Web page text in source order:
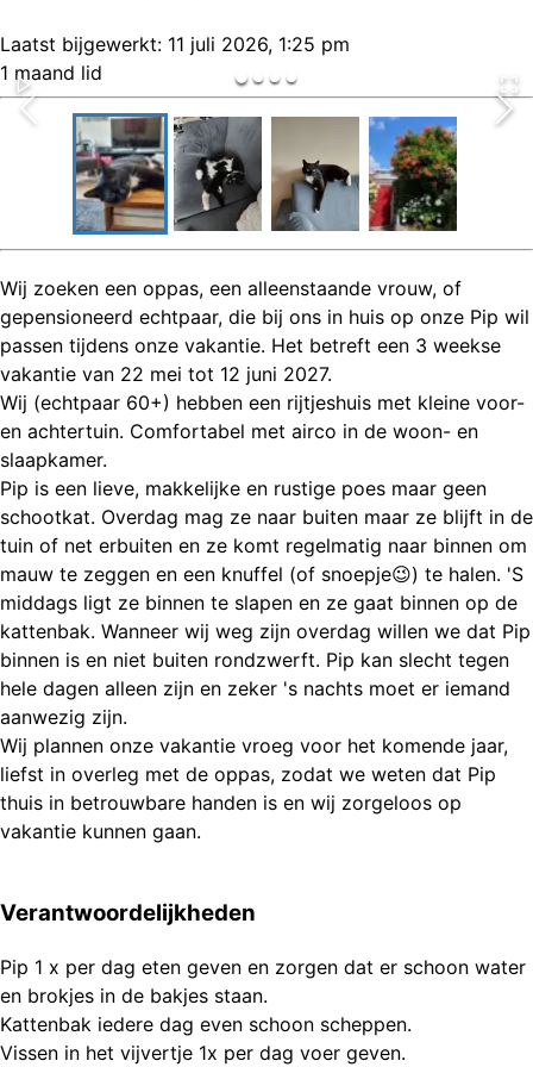
Laatst bijgewerkt: 11 juli 2026, 1:25 pm
1 maand lid
Wij zoeken een oppas, een alleenstaande vrouw, of
gepensioneerd echtpaar, die bij ons in huis op onze Pip wil
passen tijdens onze vakantie. Het betreft een 3 weekse
vakantie van 22 mei tot 12 juni 2027.
Wij (echtpaar 60+) hebben een rijtjeshuis met kleine voor-
en achtertuin. Comfortabel met airco in de woon- en
slaapkamer.
Pip is een lieve, makkelijke en rustige poes maar geen
schootkat. Overdag mag ze naar buiten maar ze blijft in de
tuin of net erbuiten en ze komt regelmatig naar binnen om
mauw te zeggen en een knuffel (of snoepje😉) te halen. 'S
middags ligt ze binnen te slapen en ze gaat binnen op de
kattenbak. Wanneer wij weg zijn overdag willen we dat Pip
binnen is en niet buiten rondzwerft. Pip kan slecht tegen
hele dagen alleen zijn en zeker 's nachts moet er iemand
aanwezig zijn.
Wij plannen onze vakantie vroeg voor het komende jaar,
liefst in overleg met de oppas, zodat we weten dat Pip
thuis in betrouwbare handen is en wij zorgeloos op
vakantie kunnen gaan.
Verantwoordelijkheden
Pip 1 x per dag eten geven en zorgen dat er schoon water
en brokjes in de bakjes staan.
Kattenbak iedere dag even schoon scheppen.
Vissen in het vijvertje 1x per dag voer geven.